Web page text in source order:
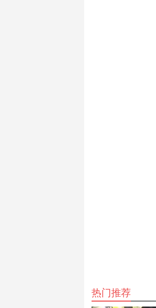
热门推荐